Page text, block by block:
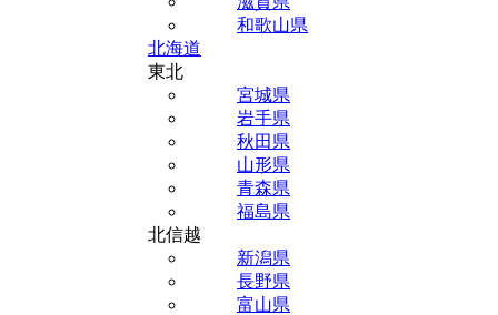
和歌山県
北海道
東北
宮城県
岩手県
秋田県
山形県
青森県
福島県
北信越
新潟県
長野県
富山県